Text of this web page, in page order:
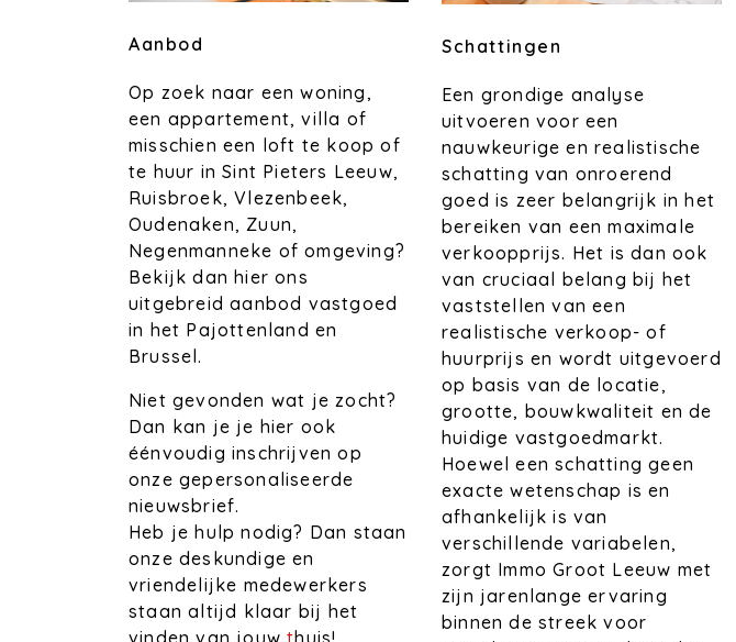
Aanbod
Op zoek naar een woning,
een appartement, villa of
misschien een loft te koop of
te huur in Sint Pieters Leeuw,
Ruisbroek, Vlezenbeek,
Oudenaken, Zuun,
Negenmanneke of omgeving?
Bekijk dan hier ons
uitgebreid aanbod vastgoed
in het Pajottenland en
Brussel.
Niet gevonden wat je zocht?
Dan kan je je hier ook
éénvoudig inschrijven op
onze gepersonaliseerde
nieuwsbrief.
Heb je hulp nodig? Dan staan
onze deskundige en
vriendelijke medewerkers
staan altijd klaar bij het
Schattingen
Een grondige analyse
uitvoeren voor een
nauwkeurige en realistische
schatting van onroerend
goed is zeer belangrijk in het
bereiken van een maximale
verkoopprijs. Het is dan ook
van cruciaal belang bij het
vaststellen van een
realistische verkoop- of
huurprijs en wordt uitgevoerd
op basis van de locatie,
grootte, bouwkwaliteit en de
huidige vastgoedmarkt.
Hoewel een schatting geen
exacte wetenschap is en
afhankelijk is van
verschillende variabelen,
zorgt Immo Groot Leeuw met
zijn jarenlange ervaring
binnen de streek voor